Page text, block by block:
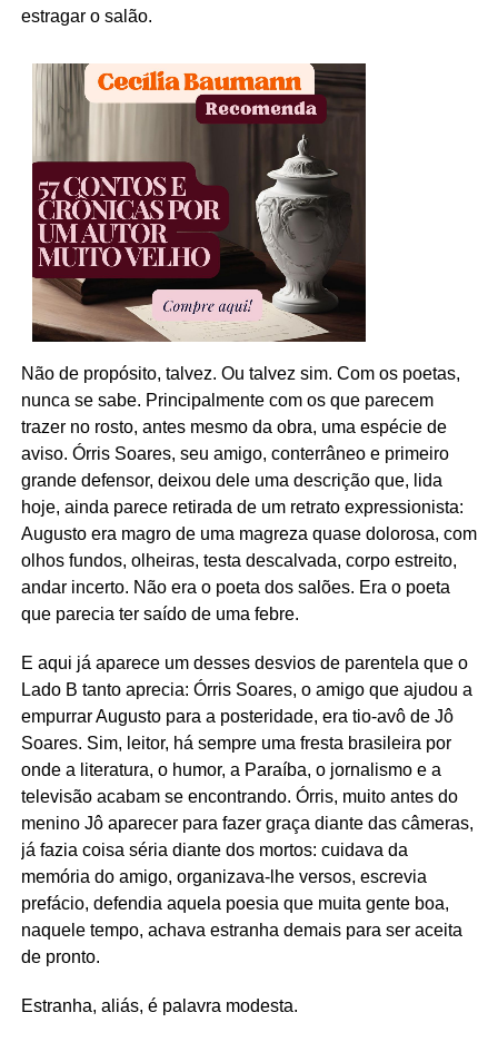
estragar o salão.
Não de propósito, talvez. Ou talvez sim. Com os poetas,
nunca se sabe. Principalmente com os que parecem
trazer no rosto, antes mesmo da obra, uma espécie de
aviso. Órris Soares, seu amigo, conterrâneo e primeiro
grande defensor, deixou dele uma descrição que, lida
hoje, ainda parece retirada de um retrato expressionista:
Augusto era magro de uma magreza quase dolorosa, com
olhos fundos, olheiras, testa descalvada, corpo estreito,
andar incerto. Não era o poeta dos salões. Era o poeta
que parecia ter saído de uma febre.
E aqui já aparece um desses desvios de parentela que o
Lado B tanto aprecia: Órris Soares, o amigo que ajudou a
empurrar Augusto para a posteridade, era tio-avô de Jô
Soares. Sim, leitor, há sempre uma fresta brasileira por
onde a literatura, o humor, a Paraíba, o jornalismo e a
televisão acabam se encontrando. Órris, muito antes do
menino Jô aparecer para fazer graça diante das câmeras,
já fazia coisa séria diante dos mortos: cuidava da
memória do amigo, organizava-lhe versos, escrevia
prefácio, defendia aquela poesia que muita gente boa,
naquele tempo, achava estranha demais para ser aceita
de pronto.
Estranha, aliás, é palavra modesta.